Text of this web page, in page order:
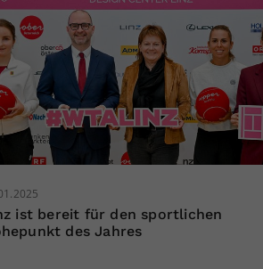
ist bereit für den sportlichen
des Jahres